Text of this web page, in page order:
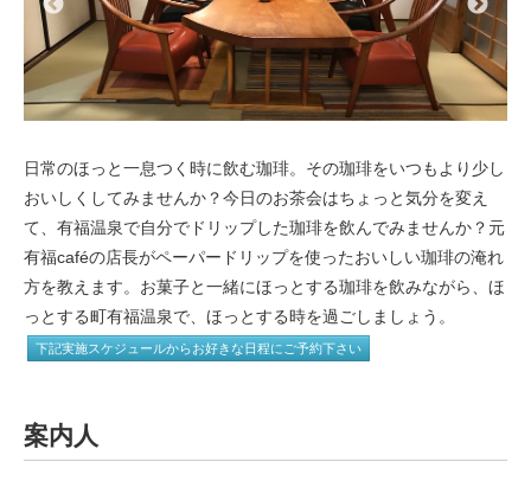
日常のほっと一息つく時に飲む珈琲。その珈琲をいつもより少し
おいしくしてみませんか？今日のお茶会はちょっと気分を変え
て、有福温泉で自分でドリップした珈琲を飲んでみませんか？元
有福caféの店長がペーパードリップを使ったおいしい珈琲の淹れ
方を教えます。お菓子と一緒にほっとする珈琲を飲みながら、ほ
っとする町有福温泉で、ほっとする時を過ごしましょう。
下記実施スケジュールからお好きな日程にご予約下さい
案内人